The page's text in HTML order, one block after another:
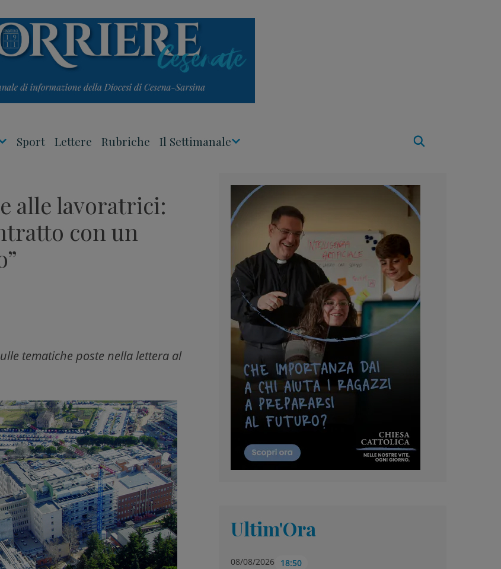
Sport Lettere Rubriche Il Settimanale
alle lavoratrici:
con un
tematiche poste nella lettera al
Ultim'Ora
08/08/2026 18:50